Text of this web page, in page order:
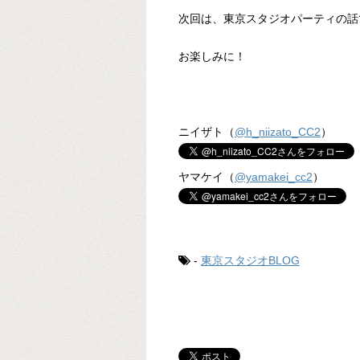
次回は、東京スタジオパーティの
お楽しみに！
ニイザト（@h_niizato_CC2）
ヤマケイ（@yamakei_cc2）
- 東京スタジオBLOG